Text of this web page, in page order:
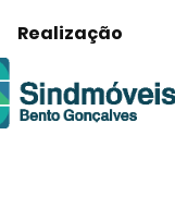
Realização